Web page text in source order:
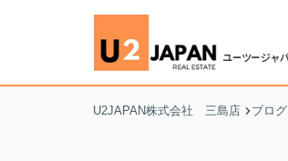
U2JAPAN株式会社 三島店 ブログ